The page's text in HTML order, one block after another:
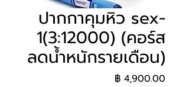
ปากกาคุมหิว sex-
1(3:12000) (คอร์ส
ลดน้ำหนักรายเดือน)